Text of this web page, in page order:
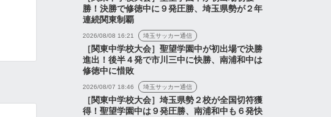
勝！決勝で修徳中に９発圧勝、埼玉県勢が２年
連続関東制覇
2026/08/08 16:21 埼玉サッカー通信
［関東中学校大会］聖望学園中が初出場で決勝
進出！後半４発で市川三中に快勝、南浦和中は
修徳中に惜敗
2026/08/07 18:46 埼玉サッカー通信
［関東中学校大会］埼玉県勢２校が全国切符獲
得！聖望学園中は９発圧勝、南浦和中も６発快